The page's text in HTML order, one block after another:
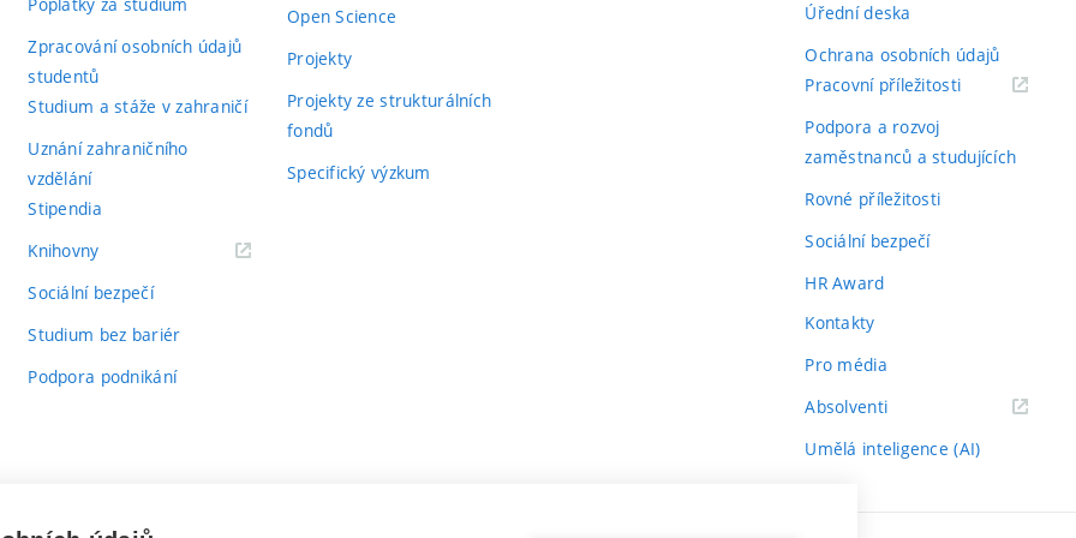
Zpracování osobních údajů
studentů
Studium a stáže v zahraničí
Uznání zahraničního
vzdělání
Stipendia
Knihovny(externí
Sociální bezpečí
Studium bez bariér
Podpora podnikání
Open Science
Projekty
Projekty ze strukturálních
fondů
Specifický výzkum
Úřední deska
Ochrana osobních údajů
Pracovní příležitosti(externí
Podpora a rozvoj
zaměstnanců a studujících
Rovné příležitosti
Sociální bezpečí
HR Award
Kontakty
Pro média
Absolventi(externí
Umělá inteligence (AI)